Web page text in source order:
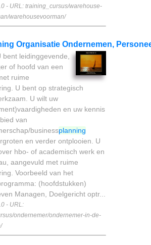
- URL: training_cursus/warehouse-
warehousevoorman/
Organisatie Ondernemen,
bent leidinggevende,
of hoofd van een
ruime
U bent op strategisch
U wilt uw
en uw kennis
van
businessplanning
en verder ontplooien. U
hbo- of academisch werk en
aangevuld met ruime
Voorbeeld van het
(hoofdstukken)
Managen, Doelgericht optr...
- URL:
ondernemer/ondernemer-in-de-